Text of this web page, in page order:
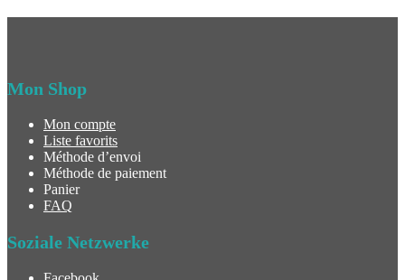
Mon Shop
Mon compte
Liste favorits
Méthode d’envoi
Méthode de paiement
Panier
FAQ
Soziale Netzwerke